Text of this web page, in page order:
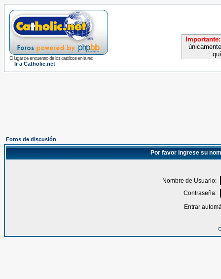
El lugar de encuentro de los católicos en la red
Ir a Catholic.net
Importante:
Foros de discusión
Por favor ingrese su
Nombre de Usuario:
Contraseña:
Entrar